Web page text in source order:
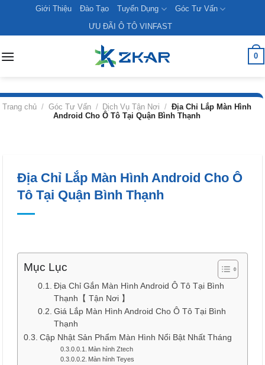
content
Giới Thiệu Đào Tạo Tuyển Dụng
Góc Tư Vấn
ƯU ĐÃI Ô TÔ VINFAST
0
Trang chủ / Góc Tư Vấn / Dịch Vụ Tận Nơi / Địa Chỉ Lắp Màn Hình
Android Cho Ô Tô Tại Quận Bình Thạnh
Địa Chỉ Lắp Màn Hình Android Cho Ô
Tô Tại Quận Bình Thạnh
Mục Lục
Địa Chỉ Gắn Màn Hình Android Ô Tô Tại Bình
Thạnh【 Tận Nơi 】
Giá Lắp Màn Hình Android Cho Ô Tô Tại Bình
Thạnh
Cập Nhật Sản Phẩm Màn Hình Nổi Bật Nhất Tháng
Màn hình Ztech
Màn hình Teyes